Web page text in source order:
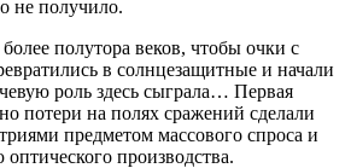
не получило.
полутора веков, чтобы очки с
в солнцезащитные и начали
роль здесь сыграла… Первая
потери на полях сражений сделали
предметом массового спроса и
производства.